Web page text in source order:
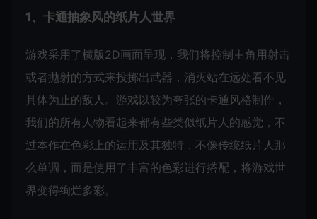
1、卡通抽象风的纸片人世界
游戏采用了横版2D画面呈现，我们将控制主角用射击
或者抛射的方式来投掷出武器，消灭站在远处看不见
具体为止的敌人。游戏以较为夸张的卡通风格制作，
我们的所有人物看起来都有些类似纸片人的感觉，不
过本作在色彩上的运用及其独特，不像传统纸片人那
么单调，而是使用了丰富的色彩进行搭配，将游戏世
界变得绚烂多彩。